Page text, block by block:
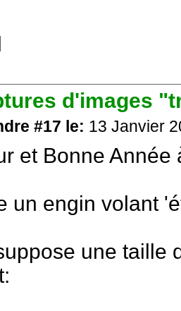
d'images
#17 le: 13 Janvier
et Bonne Année
un engin volant
une taille